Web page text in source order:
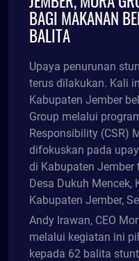
BAGI MAKANAN
BALITA
Upaya penurunan
terus dilakukan. Kali
Kabupaten Jember
Group melalui
Responsibility (CSR)
difokuskan pada
di Kabupaten Jember
Desa Dukuh Mencek,
Kabupaten Jember,
Andy Irawan, CEO
melalui kegiatan ini
kepada 62 balita